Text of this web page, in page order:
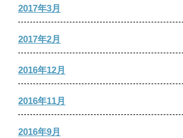
2017年3月
2017年2月
2016年12月
2016年11月
2016年9月